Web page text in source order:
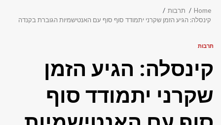
Home
תרבות
קינסלה: הגיע הזמן שקרני יתמודד סוף סוף עם האנטישמיות הגוברת בקנדה
תרבות
קינסלה: הגיע הזמן
שקרני יתמודד סוף